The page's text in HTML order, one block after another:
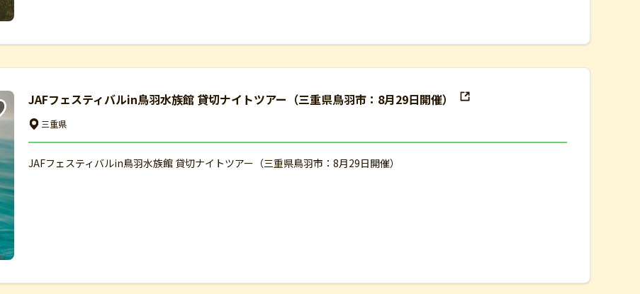
JAFフェスティバルin鳥羽水族館 貸切ナイトツアー（三重県鳥羽市：8月29日開催）
三重県
JAFフェスティバルin鳥羽水族館 貸切ナイトツアー（三重県鳥羽市：8月29日開催）